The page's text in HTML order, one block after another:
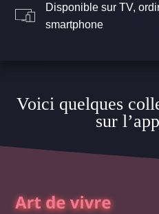
Disponible sur TV,
smartphone
Voici quelques
sur